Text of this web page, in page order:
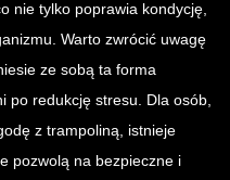
nie tylko poprawia kondycję,
Warto zwrócić uwagę
ze sobą ta forma
po redukcję stresu. Dla osób,
z trampoliną, istnieje
pozwolą na bezpieczne i